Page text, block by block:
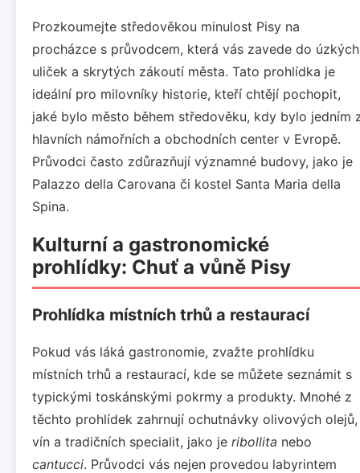
Prozkoumejte středověkou minulost Pisy na
procházce s průvodcem, která vás zavede do úzkých
uliček a skrytých zákoutí města. Tato prohlídka je
ideální pro milovníky historie, kteří chtějí pochopit,
jaké bylo město během středověku, kdy bylo jedním
hlavních námořních a obchodních center v Evropě.
Průvodci často zdůrazňují významné budovy, jako je
Palazzo della Carovana či kostel Santa Maria della
Spina.
Kulturní a gastronomické
prohlídky: Chuť a vůně Pisy
Prohlídka místních trhů a restaurací
Pokud vás láká gastronomie, zvažte prohlídku
místních trhů a restaurací, kde se můžete seznámit s
typickými toskánskými pokrmy a produkty. Mnohé z
těchto prohlídek zahrnují ochutnávky olivových olejů,
vín a tradičních specialit, jako je ribollita nebo
cantucci. Průvodci vás nejen provedou labyrintem